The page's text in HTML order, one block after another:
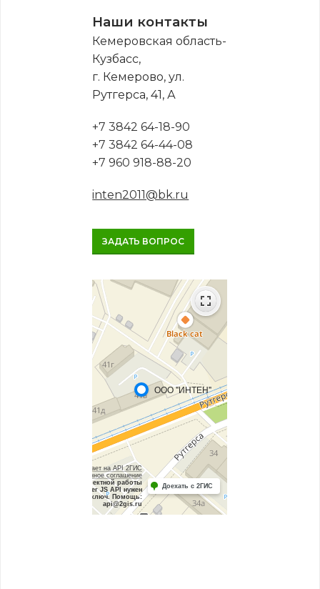
Наши контакты
Кемеровская область-
Кузбасс,
г. Кемерово, ул.
Рутгерса, 41, А
+7 3842 64-18-90
+7 3842 64-44-08
+7 960 918-88-20
inten2011@bk.ru
ЗАДАТЬ ВОПРОС